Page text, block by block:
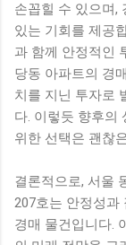
손꼽힐 수 있으며,
있는 기회를 제공
과 함께 안정적인
당동 아파트의 경
치를 지닌 투자로
다. 이렇듯 향후의
위한 선택은 괜찮
결론적으로, 서울
207호는 안정성과
경매 물건입니다.